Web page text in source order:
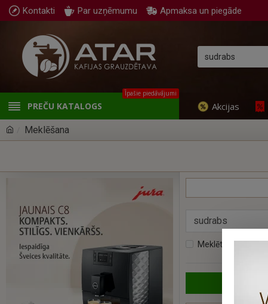
Kontakti Par uzņēmumu Apmaksa un piegāde
PREČU KATALOGS
Īpašie piedāvājumi
Akcijas
Meklēšana
Meklēt preču